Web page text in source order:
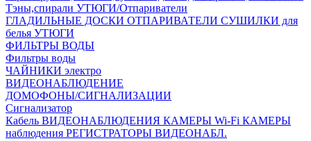
Тэны,спирали УТЮГИ/Отпариватели
ГЛАДИЛЬНЫЕ ДОСКИ ОТПАРИВАТЕЛИ СУШИЛКИ для
белья УТЮГИ
ФИЛЬТРЫ ВОДЫ
Фильтры воды
ЧАЙНИКИ электро
ВИДЕОНАБЛЮДЕНИЕ
ДОМОФОНЫ/СИГНАЛИЗАЦИИ
Сигнализатор
Кабель ВИДЕОНАБЛЮДЕНИЯ КАМЕРЫ Wi-Fi КАМЕРЫ
наблюдения РЕГИСТРАТОРЫ ВИДЕОНАБЛ.